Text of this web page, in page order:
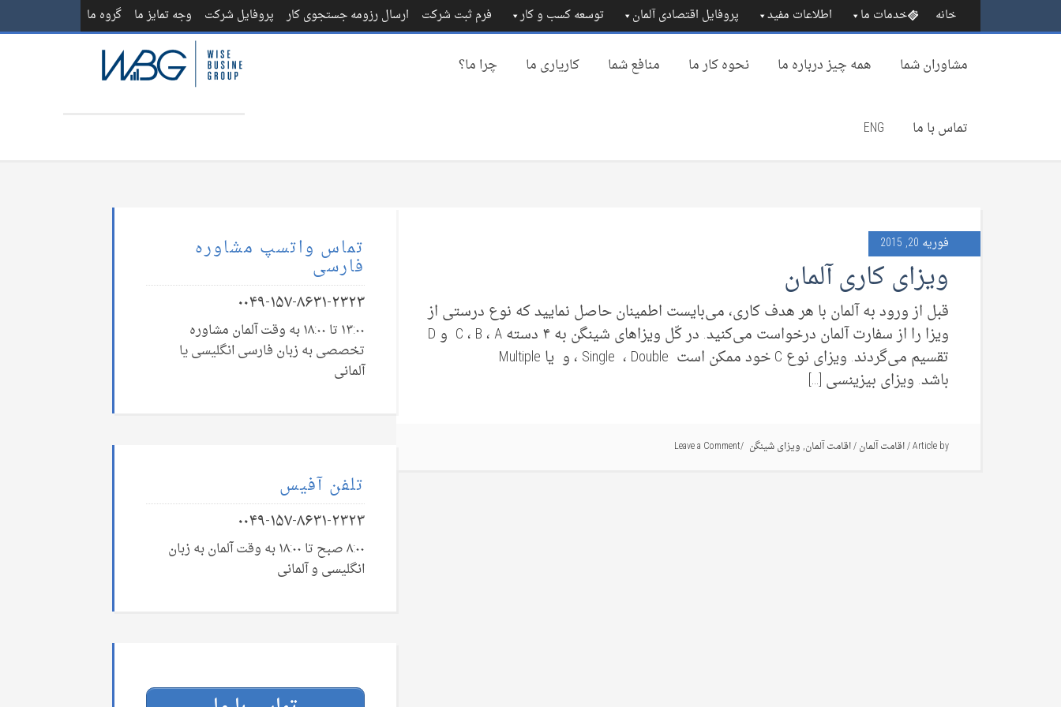
خانه خدمات ما اطلاعات مفید پروفایل اقتصادی آلمان توسعه کسب و کار فرم ثبت شرکت ارسال رزومه جستجوی کار پروفایل شرکت وجه تمایز ما گروه ما
مشاوران شما همه چیز درباره‌ ما نحوه کار ما منافع شما کاریاری ما چرا ما؟
تماس با ما ENG
فوریه 20, 2015
ویزای کاری آلمان
قبل از ورود به آلمان با هر هدف کاری، می‌‌بایست اطمینان حاصل نمایید که نوع درستی‌ از
ویزا را از سفارت آلمان درخواست می‌‌کنید. در کّل ویزا‌های شینگن به ۴ دسته C ، B ، A و D
تقسیم می‌‌گردند. ویزای نوع C خود ممکن است Single ، Double ، و یا Multiple
باشد. ویزای بیزینسی […]
Article by
/اقامت آلمان/اقامت آلمان,ویزای شینگن Leave a Comment
تماس واتسپ مشاوره
فارسی
۰۰۴۹-۱۵۷-۸۶۳۱-۲۳۲۳
۱۳:۰۰ تا ۱۸:۰۰ به وقت آلمان مشاوره
تخصصی به زبان فارسی انگلیسی یا
آلمانی
تلفن آفیس
۰۰۴۹-۱۵۷-۸۶۳۱-۲۳۲۳
۸:۰۰ صبح تا ۱۸:۰۰ به وقت آلمان به زبان
انگلیسی و آلمانی